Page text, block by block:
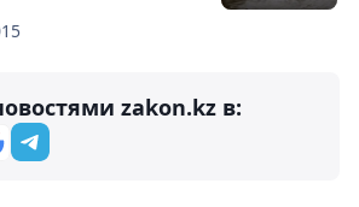
zakon.kz в: